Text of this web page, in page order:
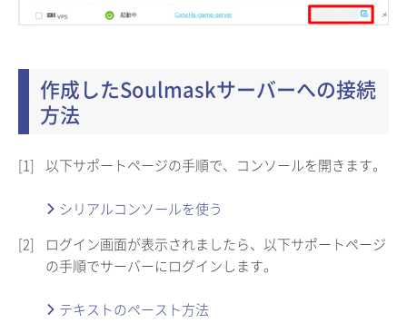
作成したSoulmaskサーバーへの接続
方法
[1] 以下サポートページの手順で、コンソールを開きます。
シリアルコンソールを使う
[2]
ログイン画面が表示されましたら、以下サポートページ
の手順でサーバーにログインします。
テキストのペースト方法